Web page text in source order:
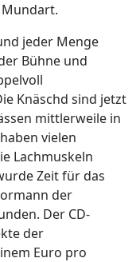
jeder Menge
Bühne und
Knäschd sind jetzt
mittlerweile in
vielen
Lachmuskeln
Zeit für das
der
Der CD-
der
Euro pro